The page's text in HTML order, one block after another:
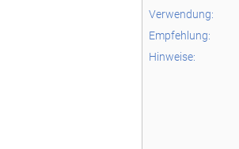
Verwendung:
Empfehlung:
Hinweise: